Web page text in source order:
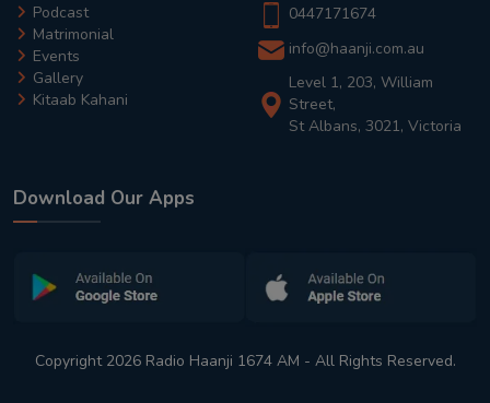
Podcast
Matrimonial
Events
Gallery
Kitaab Kahani
0447171674
info@haanji.com.au
Level 1, 203, William
Street,
St Albans, 3021, Victoria
Download Our Apps
Copyright 2026 Radio Haanji 1674 AM - All Rights Reserved.